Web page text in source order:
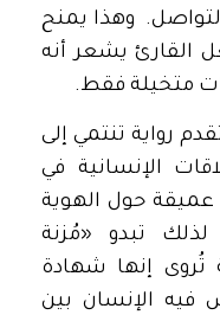
وهذا يمنح
القارئ يشعر أنه
متخيلة فقط.
رواية تنتمي إلى
الإنسانية في
عميقة حول الهوية
لذلك تبدو «مُزنة
إنها شهادة
فيه الإنسان بين